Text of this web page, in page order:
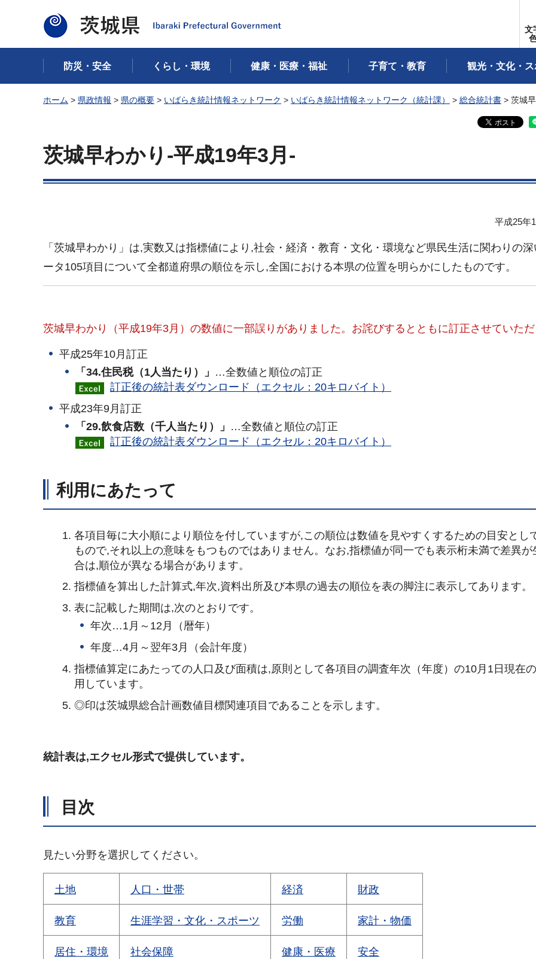
茨城県
文
防災・安全 くらし・環境 健康・医療・福祉 子育て・教育 観光・文化・ス
ホーム > 県政情報 > 県の概要 > いばらき統計情報ネットワーク > いばらき統計情報ネットワーク（統計課） > 総合統計書 > 茨城
茨城早わかり-平成19年3月-
平成25年
「茨城早わかり」は,実数又は指標値により,社会・経済・教育・文化・環境など県民生活に関わりの
ータ105項目について全都道府県の順位を示し,全国における本県の位置を明らかにしたものです。
茨城早わかり（平成19年3月）の数値に一部誤りがありました。お詫びするとともに訂正させていただ
平成25年10月訂正
「34.住民税（1人当たり）」 …全数値と順位の訂正
訂正後の統計表ダウンロード（エクセル：20キロバイト）
平成23年9月訂正
「29.飲食店数（千人当たり）」 …全数値と順位の訂正
訂正後の統計表ダウンロード（エクセル：20キロバイト）
利用にあたって
各項目毎に大小順により順位を付していますが,この順位は数値を見やすくするための目安とし
もので,それ以上の意味をもつものではありません。なお,指標値が同一でも表示桁未満で差異が
合は,順位が異なる場合があります。
指標値を算出した計算式,年次,資料出所及び本県の過去の順位を表の脚注に表示してあります。
表に記載した期間は,次のとおりです。
年次…1月～12月（暦年）
年度…4月～翌年3月（会計年度）
指標値算定にあたっての人口及び面積は,原則として各項目の調査年次（年度）の10月1日現在
用しています。
◎印は茨城県総合計画数値目標関連項目であることを示します。
統計表は,エクセル形式で提供しています。
目次
見たい分野を選択してください。
土地 人口・世帯 経済 財政
教育 生涯学習・文化・スポーツ 労働 家計・物価
居住・環境 社会保障 健康・医療 安全